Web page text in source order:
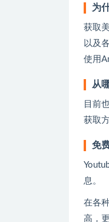
为
获取
以及
使用
从
目前
获取
免
息。
在各
高，